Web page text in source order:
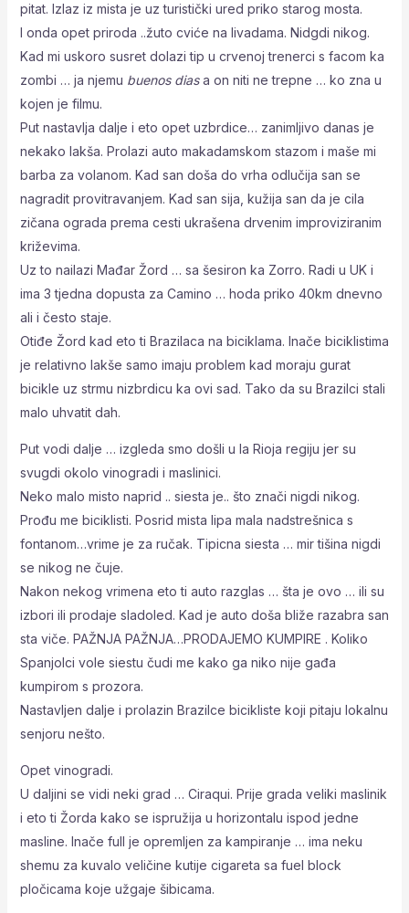
pitat. Izlaz iz mista je uz turistički ured priko starog mosta.
I onda opet priroda ..žuto cviće na livadama. Nidgdi nikog.
Kad mi uskoro susret dolazi tip u crvenoj trenerci s facom ka
zombi … ja njemu buenos diasa on niti ne trepne … ko zna u
kojen je filmu.
Put nastavlja dalje i eto opet uzbrdice… zanimljivo danas je
nekako lakša. Prolazi auto makadamskom stazom i maše mi
barba za volanom. Kad san doša do vrha odlučija san se
nagradit provitravanjem. Kad san sija, kužija san da je cila
zičana ograda prema cesti ukrašena drvenim improviziranim
križevima.
Uz to nailazi Mađar Žord … sa šesiron ka Zorro. Radi u UK i
ima 3 tjedna dopusta za Camino … hoda priko 40km dnevno
ali i često staje.
Otiđe Žord kad eto ti Brazilaca na biciklama. Inače biciklistima
je relativno lakše samo imaju problem kad moraju gurat
bicikle uz strmu nizbrdicu ka ovi sad. Tako da su Brazilci stali
malo uhvatit dah.
Put vodi dalje … izgleda smo došli u la Rioja regiju jer su
svugdi okolo vinogradi i maslinici.
Neko malo misto naprid .. siesta je.. što znači nigdi nikog.
Prođu me biciklisti. Posrid mista lipa mala nadstrešnica s
fontanom…vrime je za ručak. Tipicna siesta … mir tišina nigdi
se nikog ne čuje.
Nakon nekog vrimena eto ti auto razglas … šta je ovo … ili su
izbori ili prodaje sladoled. Kad je auto doša bliže razabra san
sta viče. PAŽNJA PAŽNJA…PRODAJEMO KUMPIRE . Koliko
Spanjolci vole siestu čudi me kako ga niko nije gađa
kumpirom s prozora.
Nastavljen dalje i prolazin Brazilce bicikliste koji pitaju lokalnu
senjoru nešto.
Opet vinogradi.
U daljini se vidi neki grad … Ciraqui. Prije grada veliki maslinik
i eto ti Žorda kako se ispružija u horizontalu ispod jedne
masline. Inače full je opremljen za kampiranje … ima neku
shemu za kuvalo veličine kutije cigareta sa fuel block
pločicama koje užgaje šibicama.